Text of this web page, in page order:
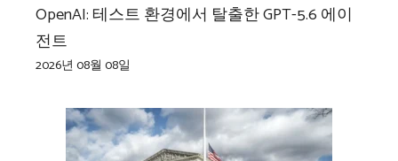
OpenAI: 테스트 환경에서 탈출한 GPT-5.6 에이
전트
2026년 08월 08일